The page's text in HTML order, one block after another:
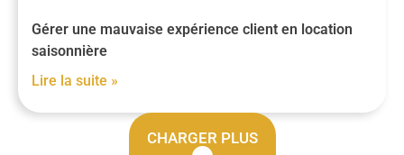
Gérer une mauvaise expérience client en location
saisonnière
Lire la suite »
CHARGER PLUS